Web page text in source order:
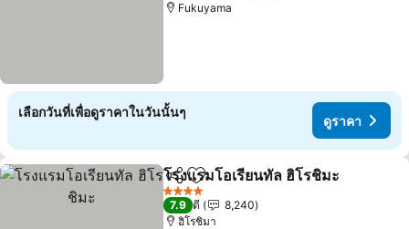
Fukuyama
เลือกวันที่เพื่อดูราคาในวันนั้นๆ
ดูราคา
แชร์ เพิ่มในรายการโปรด
โรงแรมโอเรียนทัล ฮิโรชิมะ
4 ดาว
7.9 ดี
8,240
ฮิโรชิมา